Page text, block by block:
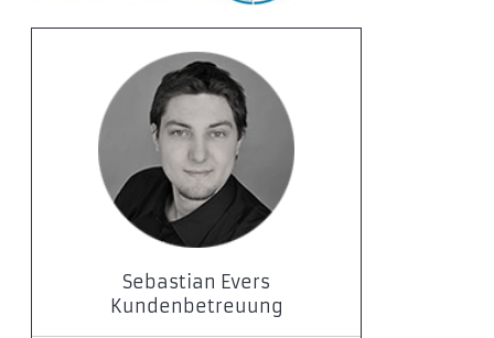
Sebastian Evers
Kundenbetreuung